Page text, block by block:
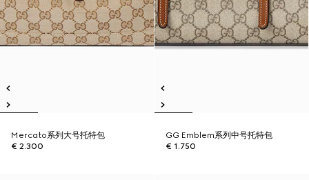
Mercato系列大号托特包
€ 2.300
GG Emblem系列中号托特包
€ 1.750